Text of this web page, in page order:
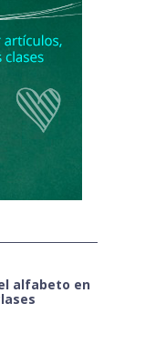
alfabeto en